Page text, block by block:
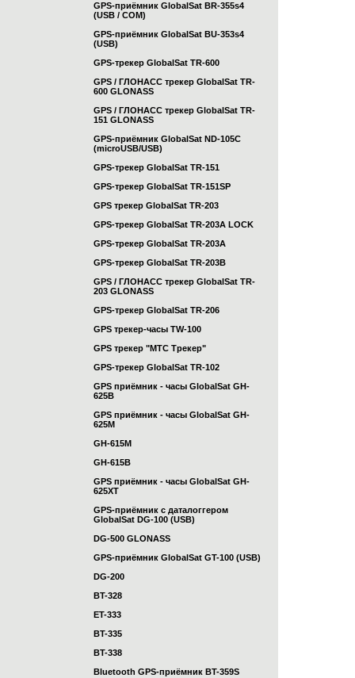
GPS-приёмник GlobalSat BR-355s4
(USB / COM)
GPS-приёмник GlobalSat BU-353s4
(USB)
GPS-трекер GlobalSat TR-600
GPS / ГЛОНАСС трекер GlobalSat TR-
600 GLONASS
GPS / ГЛОНАСС трекер GlobalSat TR-
151 GLONASS
GPS-приёмник GlobalSat ND-105C
(microUSB/USB)
GPS-трекер GlobalSat TR-151
GPS-трекер GlobalSat TR-151SP
GPS трекер GlobalSat TR-203
GPS-трекер GlobalSat TR-203А LOCK
GPS-трекер GlobalSat TR-203А
GPS-трекер GlobalSat TR-203B
GPS / ГЛОНАСС трекер GlobalSat TR-
203 GLONASS
GPS-трекер GlobalSat TR-206
GPS трекер-часы TW-100
GPS трекер "МТС Трекер"
GPS-трекер GlobalSat TR-102
GPS приёмник - часы GlobalSat GH-
625B
GPS приёмник - часы GlobalSat GH-
625M
GH-615M
GH-615B
GPS приёмник - часы GlobalSat GH-
625XT
GPS-приёмник с даталоггером
GlobalSat DG-100 (USB)
DG-500 GLONASS
GPS-приёмник GlobalSat GT-100 (USB)
DG-200
BT-328
ET-333
BT-335
BT-338
Bluetooth GPS-приёмник BT-359S